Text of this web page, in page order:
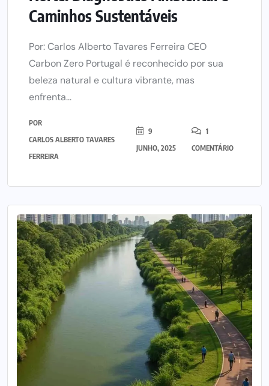
Caminhos Sustentáveis
Por: Carlos Alberto Tavares Ferreira CEO
Carbon Zero Portugal é reconhecido por sua
beleza natural e cultura vibrante, mas
enfrenta...
POR
CARLOS ALBERTO TAVARES
FERREIRA
9
JUNHO, 2025
1
COMENTÁRIO